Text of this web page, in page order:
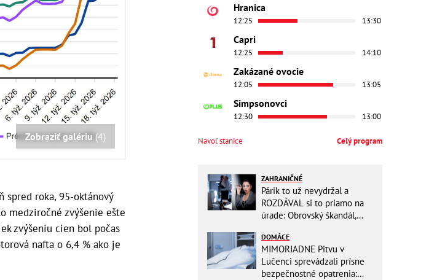
Zobraziť galériu (4)
spred roka, 95-oktánový
medziročné zvýšenie ešte
zvýšeniu cien bol počas
nafta o 6,4 % ako je
Hranica
12:25 13:30
Capri
12:25 14:10
Zakázané ovocie
12:05 13:05
Simpsonovci
12:30 13:00
Navoľ stanice Celý program
ZAHRANIČNÉ
Párik to už nevydržal a
ROZDÁVAL si to priamo na
úrade: Obrovský škandál,
DOMÁCE
MIMORIADNE Pitvu v
Lučenci sprevádzali prísne
bezpečnostné opatrenia: